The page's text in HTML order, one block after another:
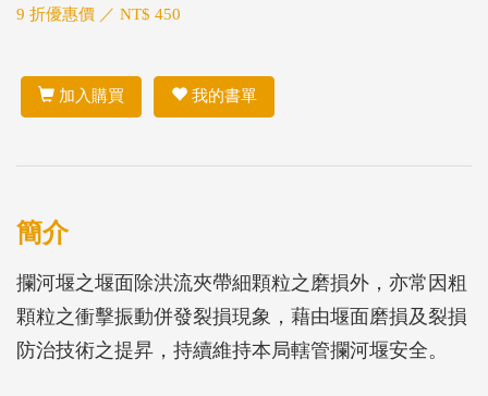
9 折優惠價 ／ NT$ 450
加入購買 我的書單
簡介
攔河堰之堰面除洪流夾帶細顆粒之磨損外，亦常因粗
顆粒之衝擊振動併發裂損現象，藉由堰面磨損及裂損
防治技術之提昇，持續維持本局轄管攔河堰安全。